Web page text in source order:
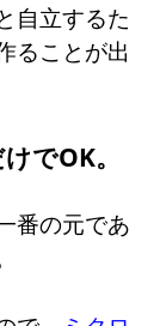
自立するた
ることが出
でOK。
番の元であ